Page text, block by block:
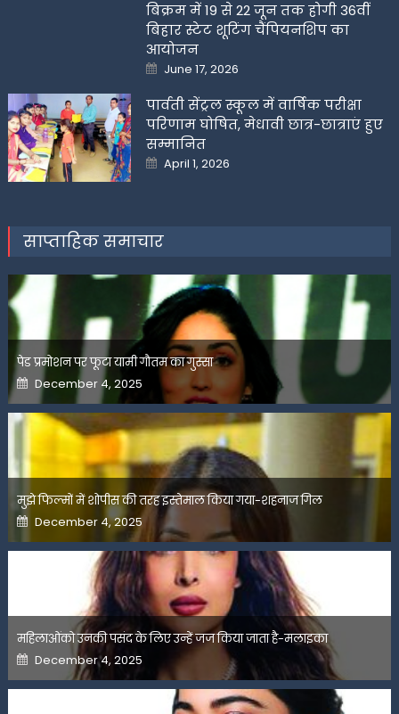
बिक्रम में 19 से 22 जून तक होगी 36वीं
बिहार स्टेट शूटिंग चैंपियनशिप का
आयोजन
Posted
on
June 17, 2026
पार्वती सेंट्रल स्कूल में वार्षिक परीक्षा
परिणाम घोषित, मेधावी छात्र-छात्राएं हुए
सम्मानित
Posted
on
April 1, 2026
साप्ताहिक समाचार
पेड प्रमोशन पर फूटा यामी गौतम का गुस्सा
Posted
on
December 4, 2025
मुझे फिल्मों में शोपीस की तरह इस्तेमाल किया गया-शहनाज गिल
Posted
on
December 4, 2025
महिलाओंको उनकी पसंद के लिए उन्हें जज किया जाता है-मलाइका
Posted
on
December 4, 2025